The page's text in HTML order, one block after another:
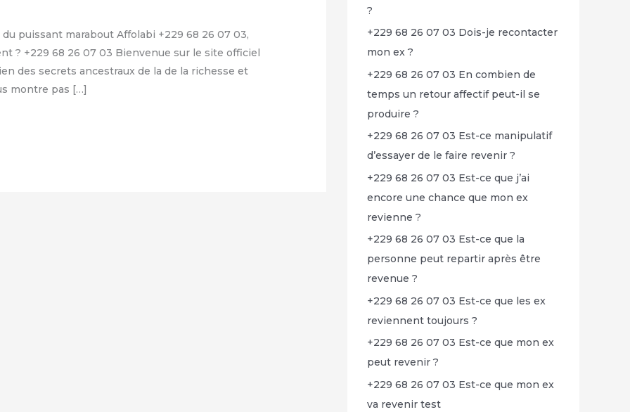
puissant marabout Affolabi +229 68 26 07 03,
? +229 68 26 07 03 Bienvenue sur le site officiel
des secrets ancestraux de la de la richesse et
montre pas […]
?
+229 68 26 07 03 Dois-je recontacter
mon ex ?
+229 68 26 07 03 En combien de
temps un retour affectif peut-il se
produire ?
+229 68 26 07 03 Est-ce manipulatif
d’essayer de le faire revenir ?
+229 68 26 07 03 Est-ce que j’ai
encore une chance que mon ex
revienne ?
+229 68 26 07 03 Est-ce que la
personne peut repartir après être
revenue ?
+229 68 26 07 03 Est-ce que les ex
reviennent toujours ?
+229 68 26 07 03 Est-ce que mon ex
peut revenir ?
+229 68 26 07 03 Est-ce que mon ex
va revenir test